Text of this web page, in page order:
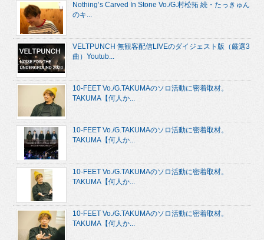
Nothing’s Carved In Stone Vo./G.村松拓 続・たっきゅん
のキ...
VELTPUNCH 無観客配信LIVEのダイジェスト版（厳選3
曲）Youtub...
10-FEET Vo./G.TAKUMAのソロ活動に密着取材。
TAKUMA【何人か...
10-FEET Vo./G.TAKUMAのソロ活動に密着取材。
TAKUMA【何人か...
10-FEET Vo./G.TAKUMAのソロ活動に密着取材。
TAKUMA【何人か...
10-FEET Vo./G.TAKUMAのソロ活動に密着取材。
TAKUMA【何人か...